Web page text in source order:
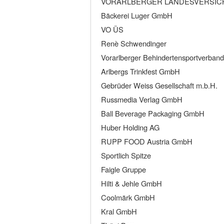
Bäckerei Luger GmbH
VO ÜS
Renè Schwendinger
Vorarlberger Behindertensportverband
Arlbergs Trinkfest GmbH
Gebrüder Weiss Gesellschaft m.b.H.
Russmedia Verlag GmbH
Ball Beverage Packaging GmbH
Huber Holding AG
RUPP FOOD Austria GmbH
Sportlich Spitze
Faigle Gruppe
Hilti & Jehle GmbH
Coolmärk GmbH
Kral GmbH